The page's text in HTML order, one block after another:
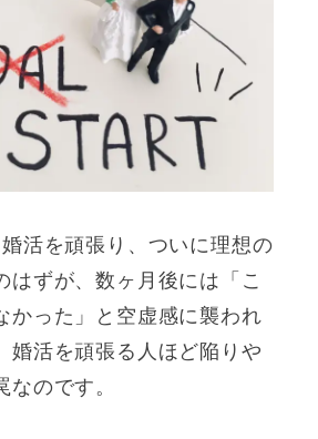
活を頑張り、ついに理想の
ずが、数ヶ月後には「こ
かった」と空虚感に襲われ
婚活を頑張る人ほど陥りや
のです。